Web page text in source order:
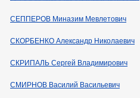
СЕППЕРОВ Миназим Мевлетович
СКОРБЕНКО Александр Николаевич
СКРИПАЛЬ Сергей Владимирович
СМИРНОВ Василий Васильевич